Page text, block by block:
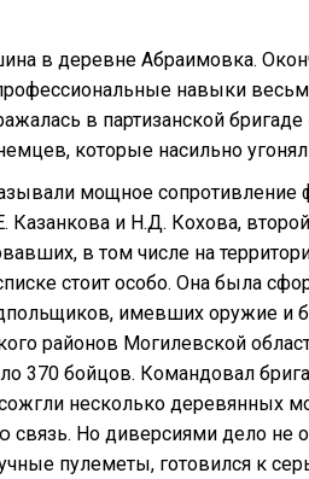
в деревне Абраимовка.
навыки
в партизанской
которые насильно
мощное
Казанкова и Н.Д. Кохова,
в том числе на
стоит особо. Она была
имевших оружие и
районов Могилевской
370 бойцов. Командовал
несколько деревянных
связь. Но диверсиями дело не
пулеметы, готовился к